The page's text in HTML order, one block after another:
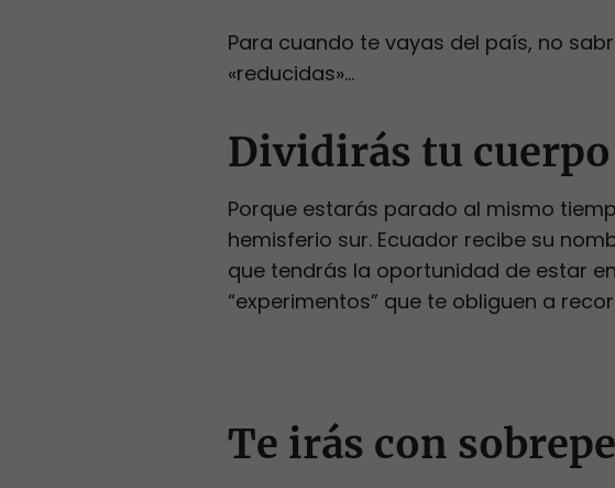
Para cuando te vayas del país, no
«reducidas»…
Dividirás tu
Porque estarás parado al mismo
hemisferio sur. Ecuador recibe su
que tendrás la oportunidad de estar
“experimentos” que te obliguen a
Te irás con